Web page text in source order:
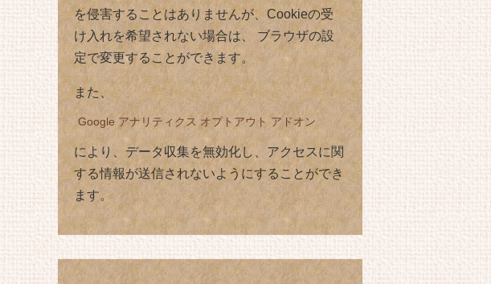
を侵害することはありませんが、Cookieの受
け入れを希望されない場合は、 ブラウザの設
定で変更することができます。
また、
Google アナリティクス オプトアウト アドオン
により、データ収集を無効化し、アクセスに関
する情報が送信されないようにすることができ
ます。